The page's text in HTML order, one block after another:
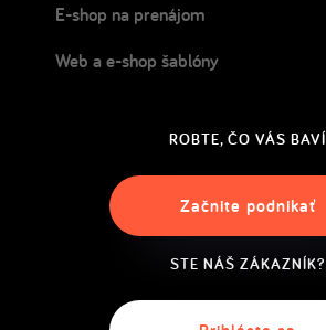
E-shop na prenájom
Web a e-shop šablóny
ROBTE, ČO VÁS BAVÍ
Začnite podnikať
STE NÁŠ ZÁKAZNÍK?